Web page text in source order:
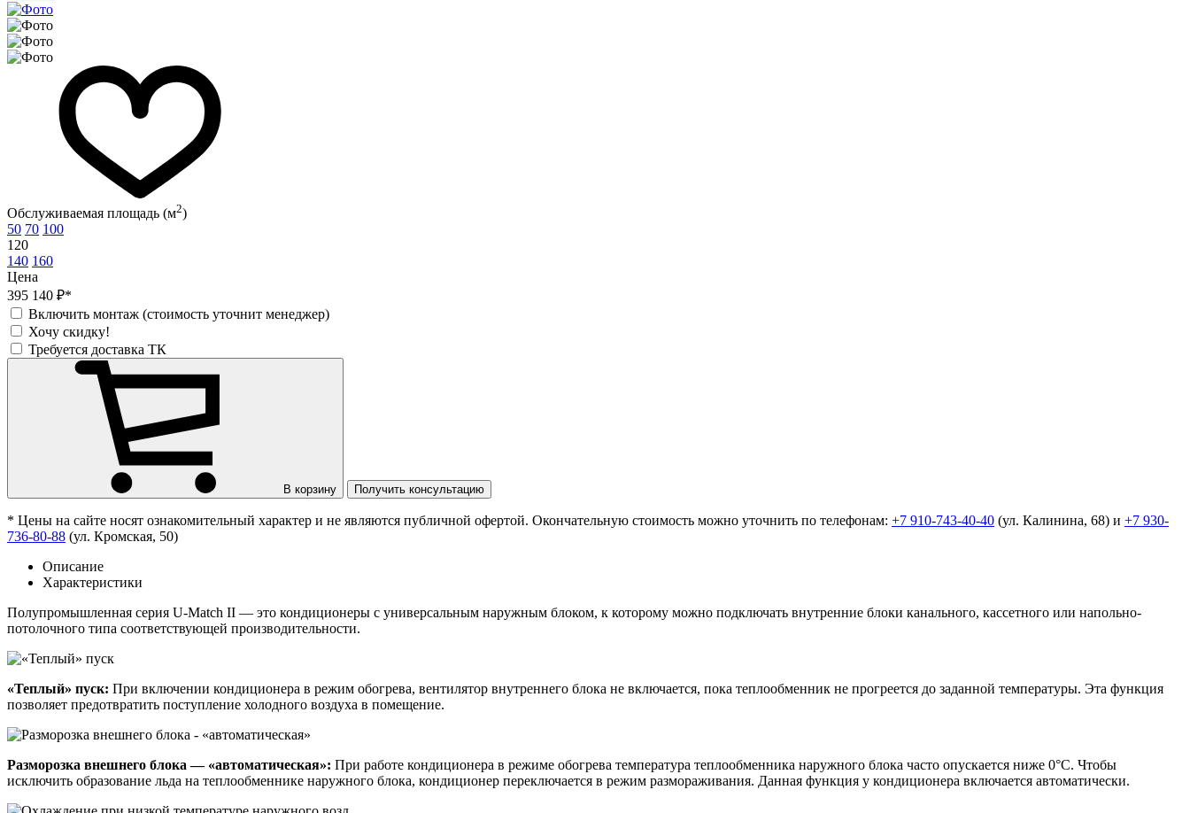
Обслуживаемая площадь (м2)
50 70 100
120
140 160
Цена
395 140 ₽*
Включить монтаж (стоимость уточнит менеджер)
Хочу скидку!
Требуется доставка ТК
В корзину Получить консультацию
* Цены на сайте носят ознакомительный характер и не являются публичной офертой. Окончательную стоимость можно уточнить по телефонам: +7 910-743-40-40 (ул. Калинина, 68) и +7 930-
736-80-88 (ул. Кромская, 50)
Описание
Характеристики
Полупромышленная серия U-Match II — это кондиционеры с универсальным наружным блоком, к которому можно подключать внутренние блоки канального, кассетного или напольно-
потолочного типа соответствующей производительности.
«Теплый» пуск: При включении кондиционера в режим обогрева, вентилятор внутреннего блока не включается, пока теплообменник не прогреется до заданной температуры. Эта функция
позволяет предотвратить поступление холодного воздуха в помещение.
Разморозка внешнего блока — «автоматическая»: При работе кондиционера в режиме обогрева температура теплообменника наружного блока часто опускается ниже 0°С. Чтобы
исключить образование льда на теплообменнике наружного блока, кондиционер переключается в режим размораживания. Данная функция у кондиционера включается автоматически.